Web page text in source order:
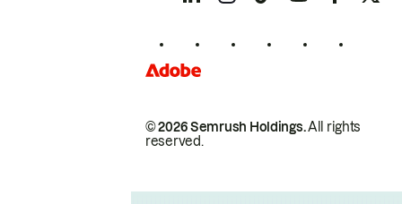
© 2026 Semrush Holdings.All rights
reserved.